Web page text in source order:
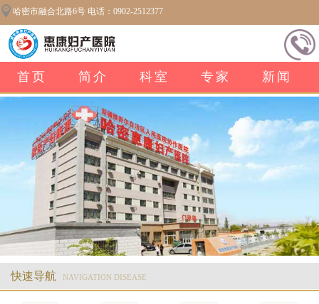
哈密市融合北路6号 电话：0902-2512377
首页 简介 科室 专家 新闻
快速导航 NAVIGATION DISEASE